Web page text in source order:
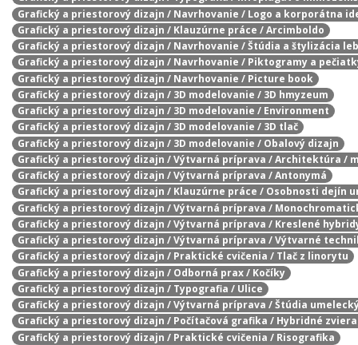
Grafický a priestorový dizajn / Navrhovanie / Logo a korporátna
Grafický a priestorový dizajn / Klauzúrne práce / Arcimboldo
Grafický a priestorový dizajn / Navrhovanie / Štúdia a štylizácia
Grafický a priestorový dizajn / Navrhovanie / Piktogramy a
Grafický a priestorový dizajn / Navrhovanie / Picture book
Grafický a priestorový dizajn / 3D modelovanie / 3D hmyzeum
Grafický a priestorový dizajn / 3D modelovanie / Environment
Grafický a priestorový dizajn / 3D modelovanie / 3D tlač
Grafický a priestorový dizajn / 3D modelovanie / Obalový dizajn
Grafický a priestorový dizajn / Výtvarná príprava / Architektúra /
Grafický a priestorový dizajn / Výtvarná príprava / Antonymá
Grafický a priestorový dizajn / Klauzúrne práce / Osobnosti dejín
Grafický a priestorový dizajn / Výtvarná príprava /
Grafický a priestorový dizajn / Výtvarná príprava / Kreslené
Grafický a priestorový dizajn / Výtvarná príprava / Výtvarné
Grafický a priestorový dizajn / Praktické cvičenia / Tlač z linorytu
Grafický a priestorový dizajn / Odborná prax / Kočíky
Grafický a priestorový dizajn / Typografia / Ulice
Grafický a priestorový dizajn / Výtvarná príprava / Štúdia
Grafický a priestorový dizajn / Počítačová grafika / Hybridné
Grafický a priestorový dizajn / Praktické cvičenia / Risografika